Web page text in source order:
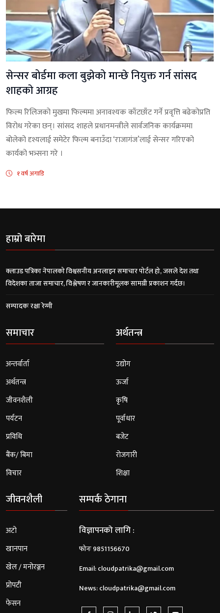
सेन्सर बोर्डमा कला बुझेको मान्छे नियुक्त गर्न सांसद
शाहकाे आग्रह
फिल्म रिलिजको मुखमा फिल्ममा अनावश्यक काँटछाँट गर्ने प्रवृत्ति बढेकोप्रति
विरोध गरेका छन्। सांसद शाहले प्रधानमन्त्रीले सार्वजनिक कार्यक्रममा
बोलेको दृश्यलाई समेटेर फिल्म बनाउँदा ‘राजागंज’लाई सेन्सर गरिएको
कार्यको भत्र्सना गरे ।
१ वर्ष अगाडि
हाम्रो बारेमा
क्लाउड पत्रिका नेपालको विश्वसनीय अनलाइन समाचार पोर्टल हो, जसले देश तथा
विदेशका ताजा समाचार, विश्लेषण र जानकारीमूलक सामग्री प्रकाशन गर्दछ।
सम्पादकः रक्षा रेग्मी
समाचार
अन्तर्वार्ता
अर्थतन्त्र
जीवनशैली
पर्यटन
प्रविधि
बैंक/ बिमा
विचार
अर्थतन्त्र
उद्योग
ऊर्जा
कृषि
पूर्वाधार
बजेट
रोजगारी
शिक्षा
जीवनशैली
अटो
खानपान
खेल / मनोरञ्जन
प्रोपटी
फेसन
सम्पर्क ठेगाना
विज्ञापनको लागि :
फोनः 9851156670
Email:cloudpatrika@gmail.com
News:cloudpatrika@gmail.com